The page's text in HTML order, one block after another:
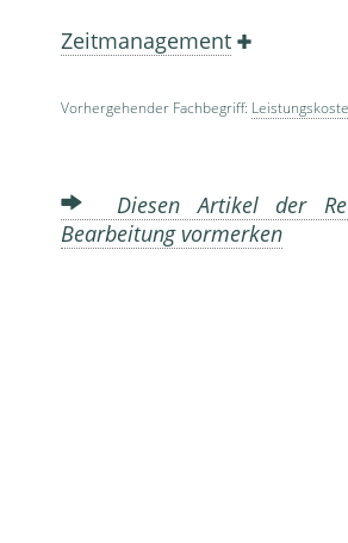
Zeitmanagement
Vorhergehender Fachbegriff:
Diesen Artikel der
Bearbeitung vormerken